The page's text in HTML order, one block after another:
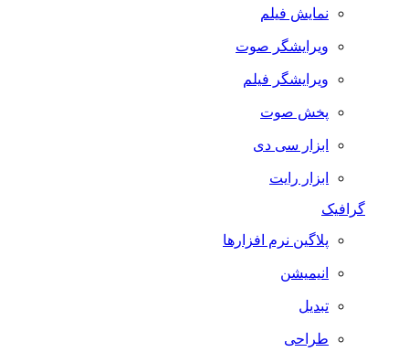
نمایش فیلم
ویرایشگر صوت
ویرایشگر فیلم
پخش صوت
ابزار سی دی
ابزار رایت
گرافیک
پلاگین نرم افزارها
انیمیشن
تبدیل
طراحی